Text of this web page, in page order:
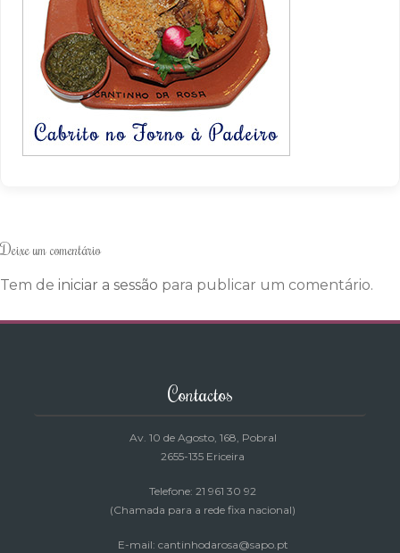
Deixe um comentário
Tem de iniciar a sessão para publicar um comentário.
Contactos
Av. 10 de Agosto, 168, Pobral
2655-135 Ericeira
Telefone: 21 961 30 92
(Chamada para a rede fixa nacional)
E-mail: cantinhodarosa@sapo.pt